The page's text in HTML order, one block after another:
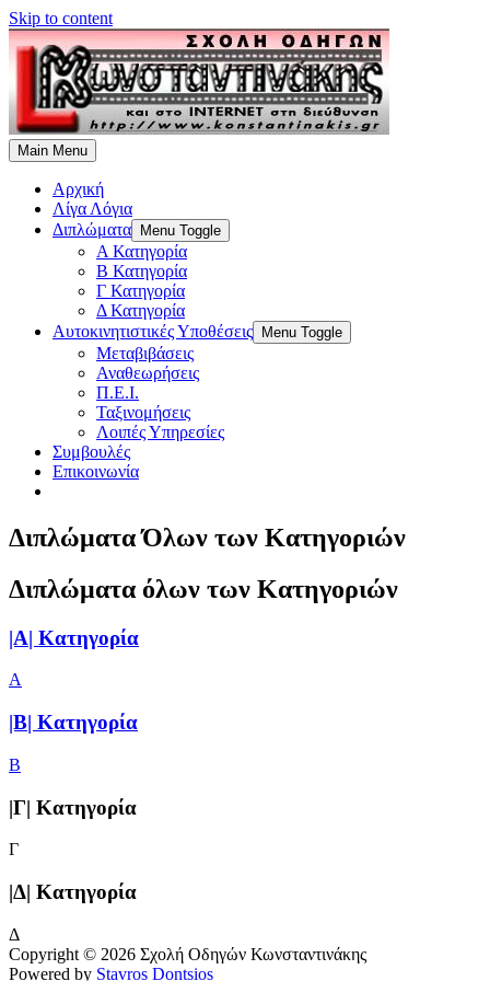
Skip to content
Main Menu
Αρχική
Λίγα Λόγια
Διπλώματα
Menu Toggle
Α Κατηγορία
Β Κατηγορία
Γ Κατηγορία
Δ Κατηγορία
Αυτοκινητιστικές Υποθέσεις
Menu Toggle
Μεταβιβάσεις
Αναθεωρήσεις
Π.Ε.Ι.
Ταξινομήσεις
Λοιπές Υπηρεσίες
Συμβουλές
Επικοινωνία
Διπλώματα Όλων των Κατηγοριών
Διπλώματα όλων των Κατηγοριών
|Α| Κατηγορία
Α
|Β| Κατηγορία
Β
|Γ| Κατηγορία
Γ
|Δ| Κατηγορία
Δ
Copyright © 2026 Σχολή Οδηγών Κωνσταντινάκης
Powered by Stavros Dontsios